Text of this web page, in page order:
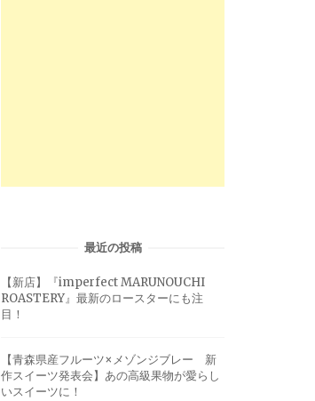
最近の投稿
【新店】『imperfect MARUNOUCHI
ROASTERY』最新のロースターにも注
目！
【青森県産フルーツ×メゾンジブレー 新
作スイーツ発表会】あの高級果物が愛らし
いスイーツに！